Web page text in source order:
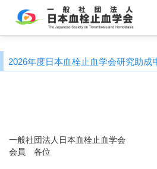
学会概要・理事長挨拶
用語集
2026年度日本血栓止血学会研究助成
一般社団法人日本血栓止血学会
会員 各位